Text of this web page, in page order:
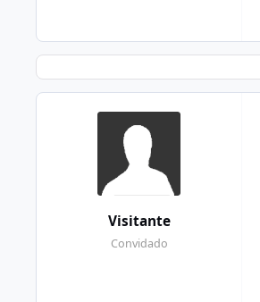
Visitante
Convidado